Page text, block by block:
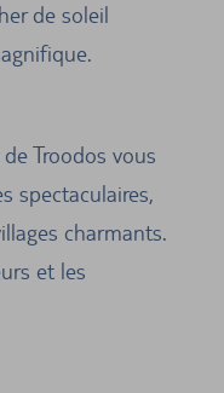
de soleil
Troodos vous
spectaculaires,
charmants.
et les